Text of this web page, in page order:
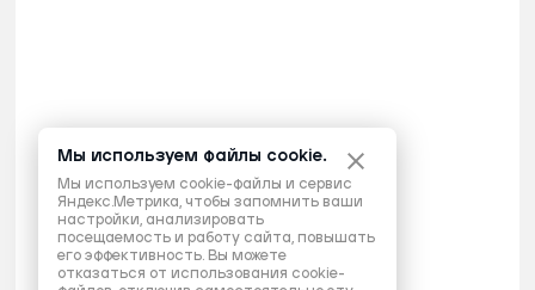
Мы используем файлы cookie.
Мы используем cookie-файлы и сервис
Яндекс.Метрика, чтобы запомнить ваши
настройки, анализировать
посещаемость и работу сайта, повышать
его эффективность. Вы можете
отказаться от использования cookie-